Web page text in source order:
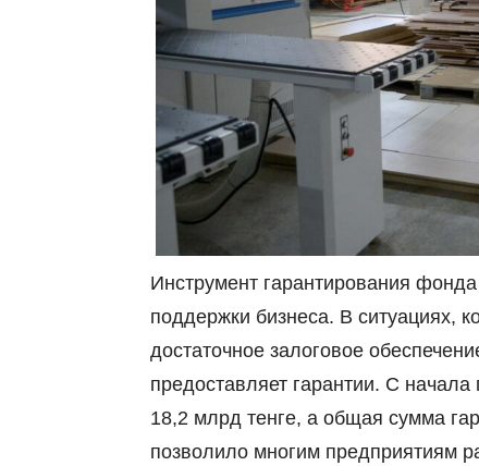
Инструмент гарантирования
поддержки бизнеса. В ситуациях,
достаточное залоговое
предоставляет гарантии. С
18,2 млрд тенге, а общая сумма
позволило многим предприятиям